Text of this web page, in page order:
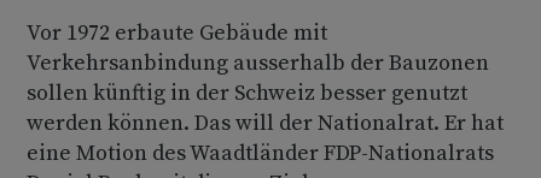
Vor 1972 erbaute Gebäude mit
Verkehrsanbindung ausserhalb der Bauzonen
sollen künftig in der Schweiz besser genutzt
werden können. Das will der Nationalrat. Er hat
eine Motion des Waadtländer FDP-Nationalrats